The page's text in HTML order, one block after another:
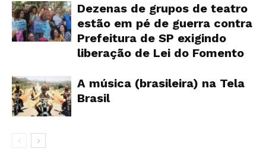
Dezenas de grupos de teatro
estão em pé de guerra contra
Prefeitura de SP exigindo
liberação de Lei do Fomento
A música (brasileira) na Tela
Brasil